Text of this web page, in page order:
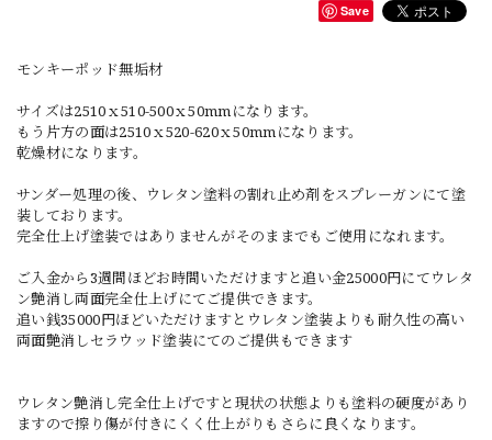
Save
モンキーポッド無垢材
サイズは2510ｘ510-500ｘ50mmになります。
もう片方の面は2510ｘ520-620ｘ50mmになります。
乾燥材になります。
サンダー処理の後、ウレタン塗料の割れ止め剤をスプレーガンにて塗
装しております。
完全仕上げ塗装ではありませんがそのままでもご使用になれます。
ご入金から3週間ほどお時間いただけますと追い金25000円にてウレタ
ン艶消し両面完全仕上げにてご提供できます。
追い銭35000円ほどいただけますとウレタン塗装よりも耐久性の高い
両面艶消しセラウッド塗装にてのご提供もできます
ウレタン艶消し完全仕上げですと現状の状態よりも塗料の硬度があり
ますので擦り傷が付きにくく仕上がりもさらに良くなります。